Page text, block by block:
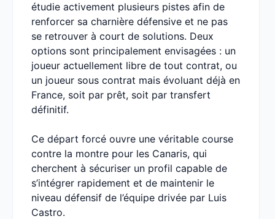
étudie activement plusieurs pistes afin de
renforcer sa charnière défensive et ne pas
se retrouver à court de solutions. Deux
options sont principalement envisagées : un
joueur actuellement libre de tout contrat, ou
un joueur sous contrat mais évoluant déjà en
France, soit par prêt, soit par transfert
définitif.
Ce départ forcé ouvre une véritable course
contre la montre pour les Canaris, qui
cherchent à sécuriser un profil capable de
s’intégrer rapidement et de maintenir le
niveau défensif de l’équipe drivée par Luis
Castro.